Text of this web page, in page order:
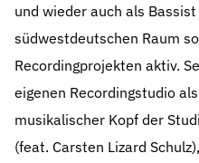
und wieder auch als
südwestdeutschen Raum
Recordingprojekten aktiv.
eigenen Recordingstudio
musikalischer Kopf der
(feat. Carsten Lizard